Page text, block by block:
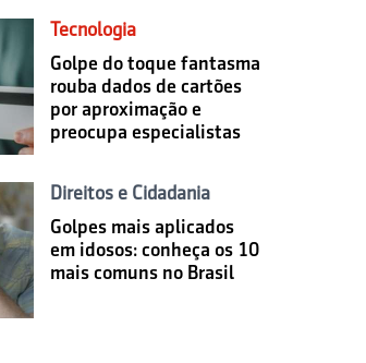
Tecnologia
Golpe do toque fantasma
rouba dados de cartões
por aproximação e
preocupa especialistas
Direitos e Cidadania
Golpes mais aplicados
em idosos: conheça os 10
mais comuns no Brasil